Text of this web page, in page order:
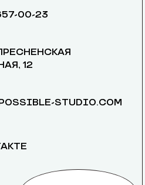
00-23
12
STUDIO.COM